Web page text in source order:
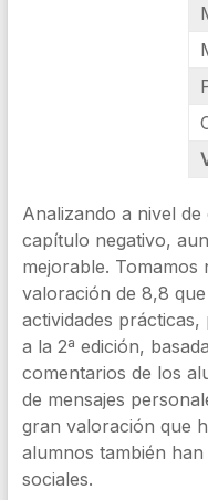
Analizando a nivel
capítulo negativo,
mejorable. Tomamos
valoración de 8,8
actividades
a la 2ª edición,
comentarios de los
de mensajes
gran valoración que
alumnos también
sociales.